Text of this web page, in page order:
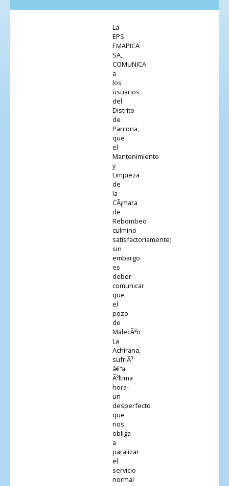
La
EPS
EMAPICA
SA,
COMUNICA
a
los
usuarios
del
Distrito
de
Parcona,
que
el
Mantenimiento
y
Limpieza
de
la
CÃ¡mara
de
Rebombeo
culmino
satisfactoriamente;
sin
embargo
es
deber
comunicar
que
el
pozo
de
MalecÃ³n
La
Achirana,
sufriÃ³
â€“a
Ãºltima
hora-
un
desperfecto
que
nos
obliga
a
paralizar
el
servicio
normal